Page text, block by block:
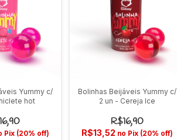
Yummy c/
hot
Pix (20% off)
Bolinhas Beijáveis Yummy c/
2 un - Cereja Ice
R$16,90
R$13,52 no Pix (20% off)